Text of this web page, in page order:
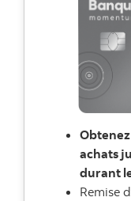
achats
durant
Remise